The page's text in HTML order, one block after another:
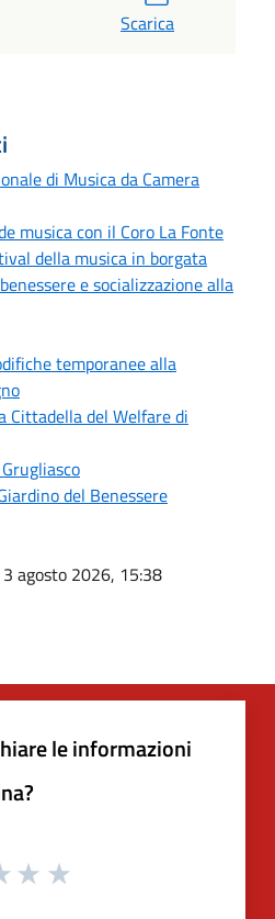
Scarica
di Musica da Camera
musica con il Coro La Fonte
della musica in borgata
e socializzazione alla
temporanee alla
Cittadella del Welfare di
del Benessere
3 agosto 2026, 15:38
le informazioni